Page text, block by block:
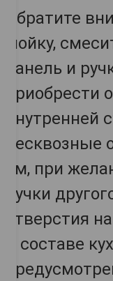
Обратите
мойку,
панель и
приобрести
несквозные
см, при
ручки
отверстия
В составе